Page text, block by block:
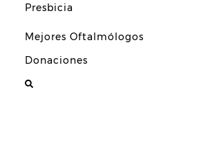
Presbicia
Mejores Oftalmólogos
Donaciones